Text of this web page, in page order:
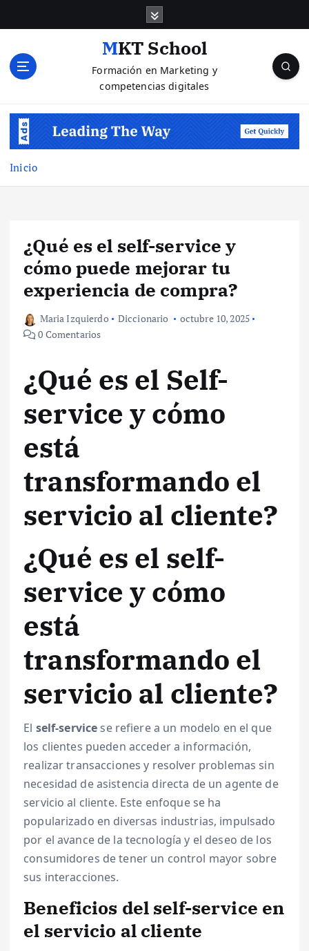
MKT School
Formación en Marketing y
competencias digitales
Inicio
¿Qué es el self-service y
cómo puede mejorar tu
experiencia de compra?
Maria Izquierdo Diccionario
octubre 10, 2025
0 Comentarios
¿Qué es el Self-
service y cómo
está
transformando el
servicio al cliente?
¿Qué es el self-
service y cómo
está
transformando el
servicio al cliente?
El self-servicese refiere a un modelo en el que
los clientes pueden acceder a información,
realizar transacciones y resolver problemas sin
necesidad de asistencia directa de un agente de
servicio al cliente. Este enfoque se ha
popularizado en diversas industrias, impulsado
por el avance de la tecnología y el deseo de los
consumidores de tener un control mayor sobre
sus interacciones.
Beneficios del self-service en
el servicio al cliente